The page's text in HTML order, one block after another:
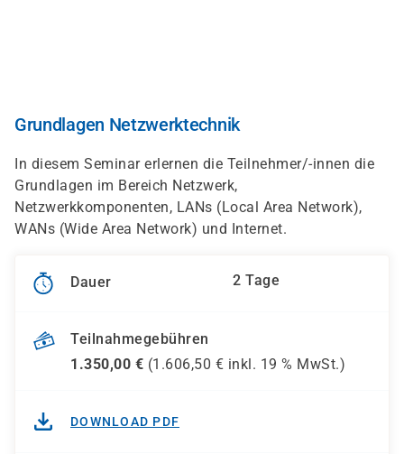
Grundlagen Netzwerktechnik
In diesem Seminar erlernen die Teilnehmer/-innen die
Grundlagen im Bereich Netzwerk,
Netzwerkkomponenten, LANs (Local Area Network),
WANs (Wide Area Network) und Internet.
Dauer 2 Tage
Teilnahmegebühren
1.350,00 € (1.606,50 € inkl. 19 % MwSt.)
DOWNLOAD PDF